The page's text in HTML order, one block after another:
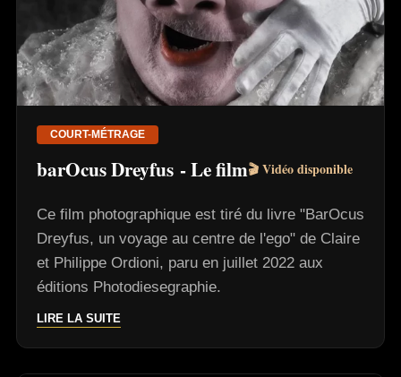
COURT-MÉTRAGE
barOcus Dreyfus - Le film🎬 Vidéo disponible
Ce film photographique est tiré du livre "BarOcus
Dreyfus, un voyage au centre de l'ego" de Claire
et Philippe Ordioni, paru en juillet 2022 aux
éditions Photodiesegraphie.
LIRE LA SUITE